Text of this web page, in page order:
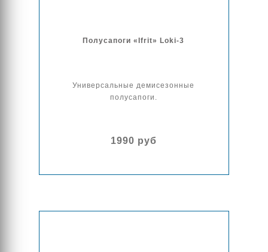
Полусапоги «Ifrit» Loki-3
Универсальные демисезонные
полусапоги.
1990 руб